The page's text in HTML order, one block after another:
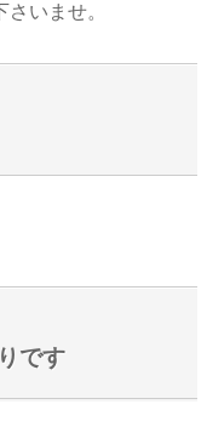
いませ。
です